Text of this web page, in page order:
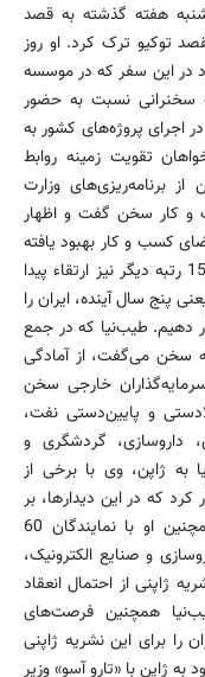
هفته گذشته به قصد
توکیو ترک کرد. او روز
در این سفر که در موسسه
سخنرانی نسبت به حضور
اجرای پروژه‌های کشور به
تقویت زمینه روابط
برنامه‌ریزی‌های وزارت
و کار سخن گفت و اظهار
کسب و کار بهبود یافته
و انتظار داریم رتبه ایران در سال آینده 14 یا 15 رتبه دیگر نیز ارتقاء پیدا
پنج سال آینده، ایران را
قرار دهیم. طیب‌نیا که در جمع
سخن می‌گفت، از آمادگی
خارجی سخن
و پایین‌دستی نفت،
داروسازی، گردشگری و
به ژاپن، وی با برخی از
که در این دیدارها، بر
افزایش همکاری‌های دو کشور تاکید شد. همچنین او با نمایندگان 60
و صنایع الکترونیک،
ژاپنی از احتمال انعقاد
همچنین فرصت‌های
را برای این نشریه ژاپنی
ژاپن با «تارو آسو» وزیر